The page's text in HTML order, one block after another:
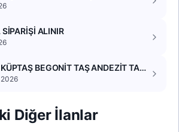
ALINIR
BEGONİT TAŞ ANDEZİT TAŞ
HALİL USTA
Diğer İlanlar